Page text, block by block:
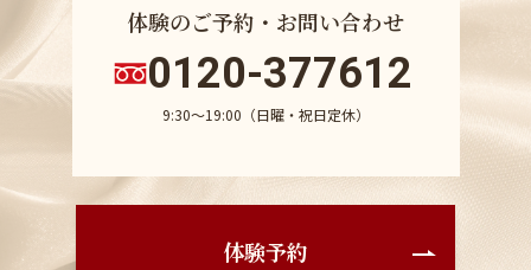
体験のご予約・お問い合わせ
0120-377612
9:30〜19:00（日曜・祝日定休）
体験予約